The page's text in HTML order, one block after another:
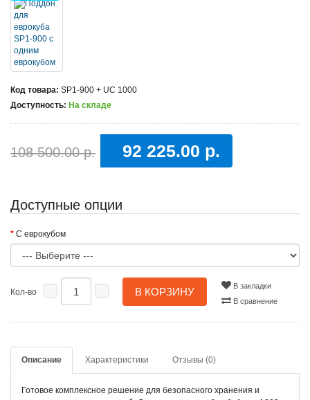
Код товара: SP1-900 + UC 1000
Доступность: На складе
108 500.00 р. 92 225.00 р.
Доступные опции
С еврокубом
Кол-во В КОРЗИНУ
В закладки
В сравнение
Описание Характеристики Отзывы (0)
Готовое комплексное решение для безопасного хранения и